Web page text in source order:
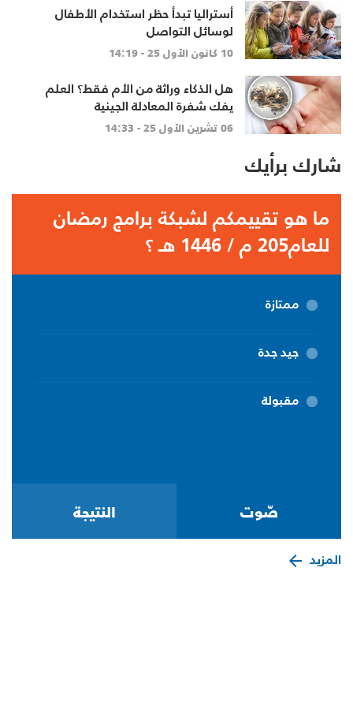
أستراليا تبدأ حظر استخدام الأطفال
لوسائل التواصل
10 كانون الأول 25 - 14:19
هل الذكاء وراثة من الأم فقط؟ العلم
يفك شفرة المعادلة الجينية
06 تشرين الأول 25 - 14:33
شارك برأيك
ما هو تقييمكم لشبكة برامج رمضان
للعام205 م / 1446 هـ ؟
ممتازة
جيد جدة
مقبولة
المزيد